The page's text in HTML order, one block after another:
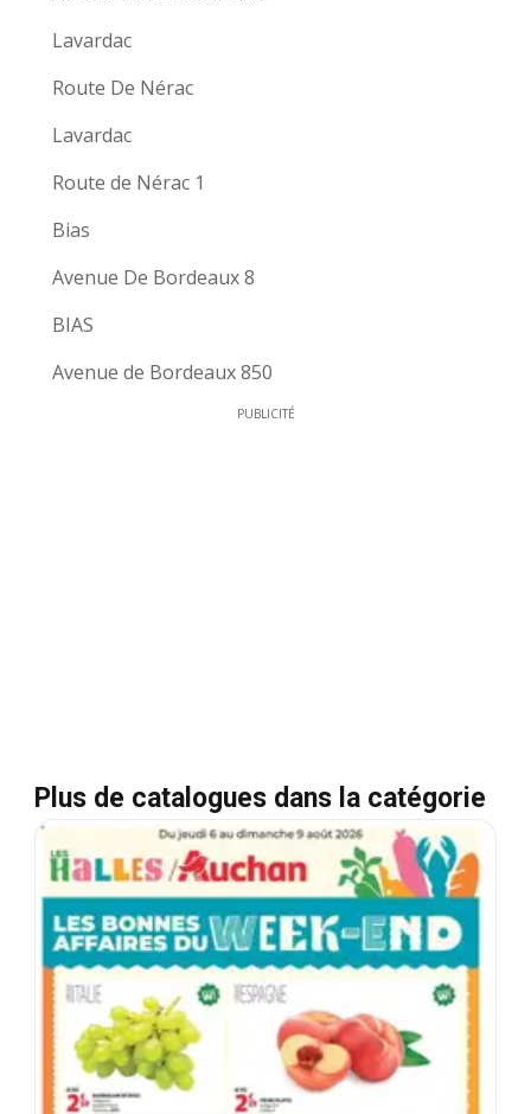
Lavardac
Route De Nérac
Lavardac
Route de Nérac 1
Bias
Avenue De Bordeaux 8
BIAS
Avenue de Bordeaux 850
PUBLICITÉ
Plus de catalogues dans la catégorie